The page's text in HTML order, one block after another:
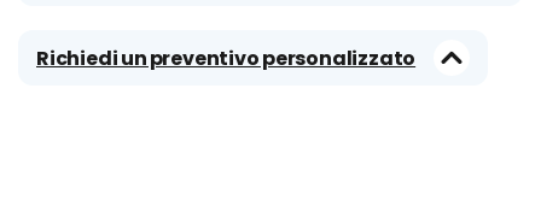
Parco Sibelius
Richiedi un preventivo personalizzato